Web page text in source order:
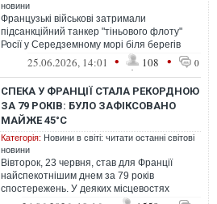
новини
Французькі військові затримали
підсанкційний танкер "тіньового флоту"
Росії у Середземному морі біля берегів
Сицилії.25.06.2026, 14:01 • 108 • 0
СПЕКА У ФРАНЦІЇ СТАЛА РЕКОРДНОЮ
ЗА 79 РОКІВ: БУЛО ЗАФІКСОВАНО
МАЙЖЕ 45°C
Категорія: Новини в світі: читати останні світові
новини
Вівторок, 23 червня, став для Франції
найспекотнішим днем за 79 років
спостережень. У деяких місцевостях
фіксували майже 45 °C.